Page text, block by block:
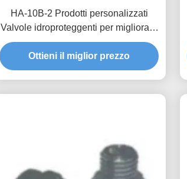
HA-10B-2 Prodotti personalizzati
Valvole idroproteggenti per migliorare
l'affidabilità e la durata di servizio nei
nuovi sistemi energetici
Ottieni il miglior prezzo